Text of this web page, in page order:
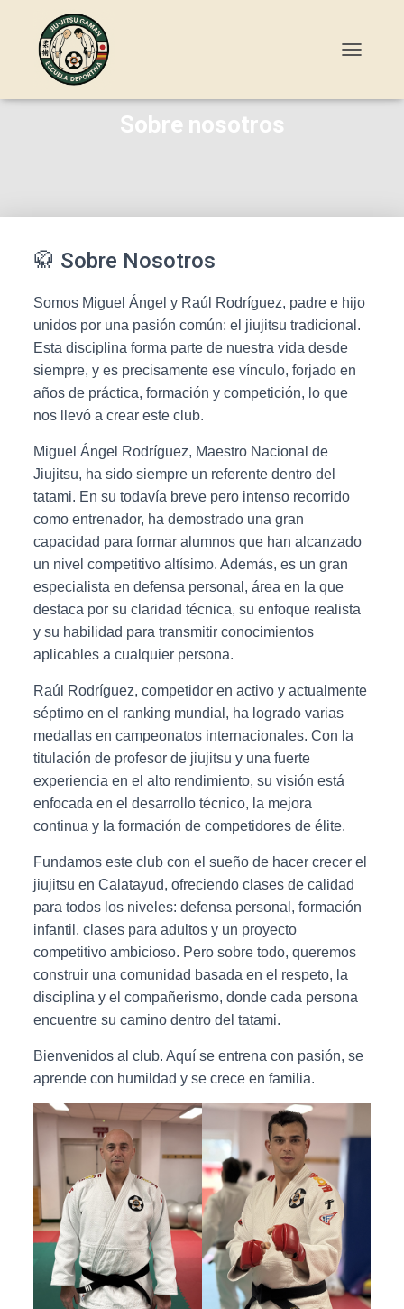
M
D
A
V
A
Sobre nosotros
🥋 Sobre Nosotros
Somos Miguel Ángel y Raúl Rodríguez, padre e hijo
unidos por una pasión común: el jiujitsu tradicional.
Esta disciplina forma parte de nuestra vida desde
siempre, y es precisamente ese vínculo, forjado en
años de práctica, formación y competición, lo que
nos llevó a crear este club.
Miguel Ángel Rodríguez, Maestro Nacional de
Jiujitsu, ha sido siempre un referente dentro del
tatami. En su todavía breve pero intenso recorrido
como entrenador, ha demostrado una gran
capacidad para formar alumnos que han alcanzado
un nivel competitivo altísimo. Además, es un gran
especialista en defensa personal, área en la que
destaca por su claridad técnica, su enfoque realista
y su habilidad para transmitir conocimientos
aplicables a cualquier persona.
Raúl Rodríguez, competidor en activo y actualmente
séptimo en el ranking mundial, ha logrado varias
medallas en campeonatos internacionales. Con la
titulación de profesor de jiujitsu y una fuerte
experiencia en el alto rendimiento, su visión está
enfocada en el desarrollo técnico, la mejora
continua y la formación de competidores de élite.
Fundamos este club con el sueño de hacer crecer el
jiujitsu en Calatayud, ofreciendo clases de calidad
para todos los niveles: defensa personal, formación
infantil, clases para adultos y un proyecto
competitivo ambicioso. Pero sobre todo, queremos
construir una comunidad basada en el respeto, la
disciplina y el compañerismo, donde cada persona
encuentre su camino dentro del tatami.
Bienvenidos al club. Aquí se entrena con pasión, se
aprende con humildad y se crece en familia.